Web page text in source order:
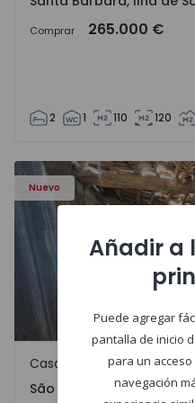
Comprar 265.000 €
2 1 110 120
Nuevo
Casa Vila Real, São Tomé
São Tomé do Castelo e
Casa de Campo
São Tomé do Castelo e
Añadir a
Puede agregar
pantalla de inicio
para un
navegación